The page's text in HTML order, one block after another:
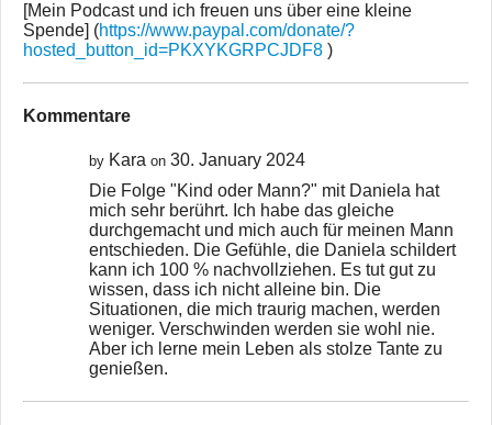
[Mein Podcast und ich freuen uns über eine kleine
Spende] (https://www.paypal.com/donate/?
hosted_button_id=PKXYKGRPCJDF8 )
Kommentare
by Kara on 30. January 2024
Die Folge "Kind oder Mann?" mit Daniela hat
mich sehr berührt. Ich habe das gleiche
durchgemacht und mich auch für meinen Mann
entschieden. Die Gefühle, die Daniela schildert
kann ich 100 % nachvollziehen. Es tut gut zu
wissen, dass ich nicht alleine bin. Die
Situationen, die mich traurig machen, werden
weniger. Verschwinden werden sie wohl nie.
Aber ich lerne mein Leben als stolze Tante zu
genießen.